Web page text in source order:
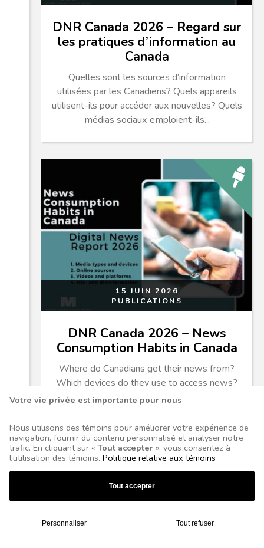
DNR Canada 2026 – Regard sur
les pratiques d’information au
Canada
Quelles sont les sources d’information
utilisées par les Canadiens? Quels appareils
utilisent-ils pour accéder aux nouvelles? Quels
médias sociaux emploient-ils...
15 JUIN 2026
PUBLICATIONS
DNR Canada 2026 – News
Consumption Habits in Canada
Where do Canadians get their news from?
Which devices do they use to access news?
Which social media are used...
Votre vie privée est importante pour nous
Nous utilisons des témoins pour améliorer votre expérience de
navigation, fournir du contenu personnalisé et analyser notre
trafic. En cliquant sur « Tout accepter », vous consentez à
l’utilisation des témoins. Politique relative aux témoins
Personnaliser + Tout refuser
Tout accepter